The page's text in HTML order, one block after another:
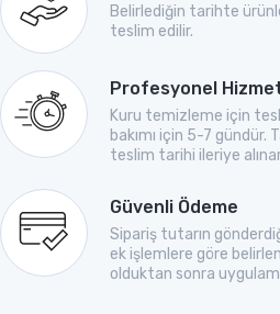
Belirlediğin tarihte
teslim edilir.
Profesyonel
Kuru temizleme için
bakımı için 5-7
teslim tarihi ileriye
Güvenli Ödeme
Sipariş tutarın
ek işlemlere göre
olduktan sonra